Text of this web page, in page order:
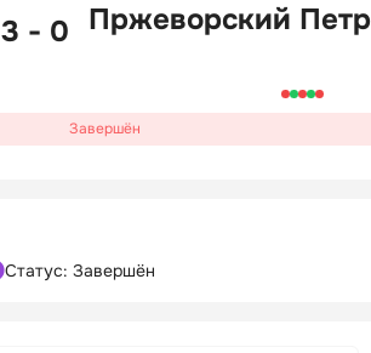
3 - 0 Пржеворский Петр
Завершён
Статус: Завершён